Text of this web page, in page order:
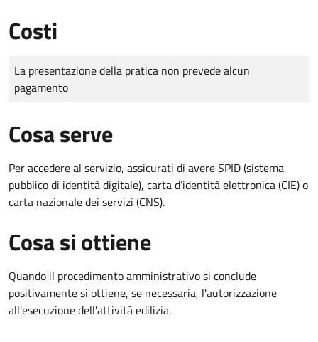
Costi
Tipo di pagamento
Importo
La presentazione della pratica non prevede alcun
pagamento
Cosa serve
Per accedere al servizio, assicurati di avere SPID (sistema
pubblico di identità digitale), carta d’identità elettronica (CIE) o
carta nazionale dei servizi (CNS).
Cosa si ottiene
Quando il procedimento amministrativo si conclude
positivamente si ottiene, se necessaria, l'autorizzazione
all'esecuzione dell'attività edilizia.